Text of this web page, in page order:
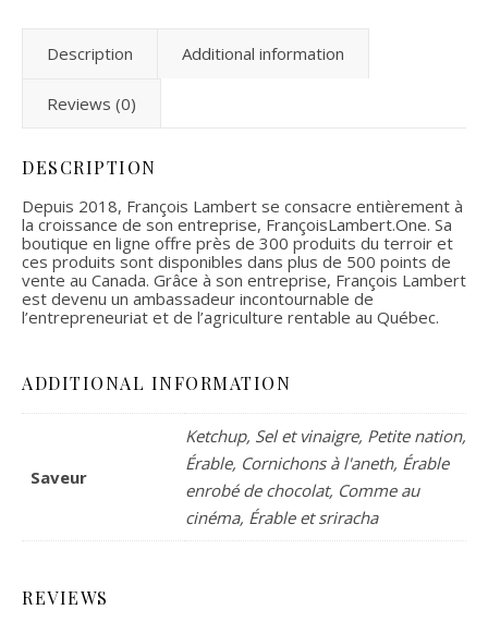
Description Additional information
Reviews (0)
DESCRIPTION
Depuis 2018, François Lambert se consacre entièrement à
la croissance de son entreprise, FrançoisLambert.One. Sa
boutique en ligne offre près de 300 produits du terroir et
ces produits sont disponibles dans plus de 500 points de
vente au Canada. Grâce à son entreprise, François Lambert
est devenu un ambassadeur incontournable de
l’entrepreneuriat et de l’agriculture rentable au Québec.
ADDITIONAL INFORMATION
Saveur
Ketchup, Sel et vinaigre, Petite nation,
Érable, Cornichons à l'aneth, Érable
enrobé de chocolat, Comme au
cinéma, Érable et sriracha
REVIEWS